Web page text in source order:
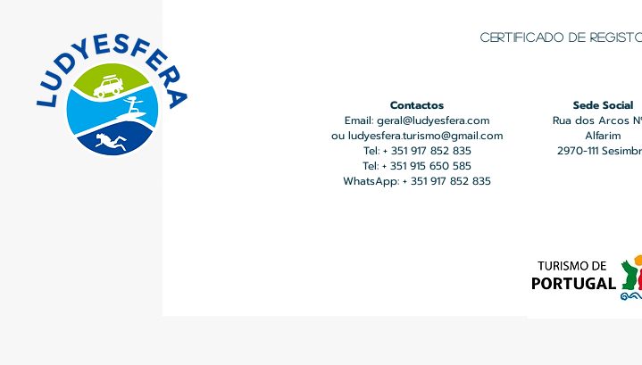
Certificado de registo
Contactos
Email: geral@ludyesfera.com
ou ludyesfera.turismo@gmail.com
Tel: + 351 917 852 835
Tel: + 351 915 650 585
WhatsApp: + 351 917 852 835
Sede Social
Rua dos Arcos
Alfarim
2970-111